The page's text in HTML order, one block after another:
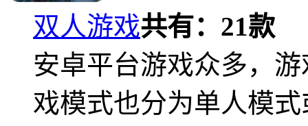
双人游戏共有： 21款
安卓平台游戏众多，
戏模式也分为单人模